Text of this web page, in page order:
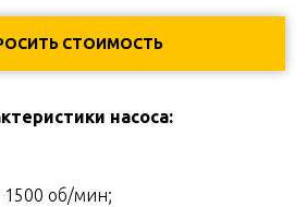
СТОИМОСТЬ
насоса:
1500 об/мин;